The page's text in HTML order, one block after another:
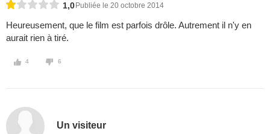
1,0 Publiée le 20 octobre 2014
Heureusement, que le film est parfois drôle. Autrement il n'y en
aurait rien à tiré.
4 6
Un visiteur